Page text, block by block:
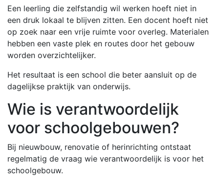
Een leerling die zelfstandig wil werken hoeft niet in
een druk lokaal te blijven zitten. Een docent hoeft niet
op zoek naar een vrije ruimte voor overleg. Materialen
hebben een vaste plek en routes door het gebouw
worden overzichtelijker.
Het resultaat is een school die beter aansluit op de
dagelijkse praktijk van onderwijs.
Wie is verantwoordelijk
voor schoolgebouwen?
Bij nieuwbouw, renovatie of herinrichting ontstaat
regelmatig de vraag wie verantwoordelijk is voor het
schoolgebouw.